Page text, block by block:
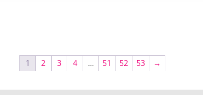
1 2 3 4 … 51 52 53 →